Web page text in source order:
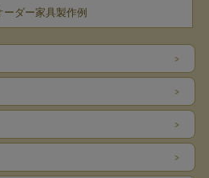
ーダー家具製作例